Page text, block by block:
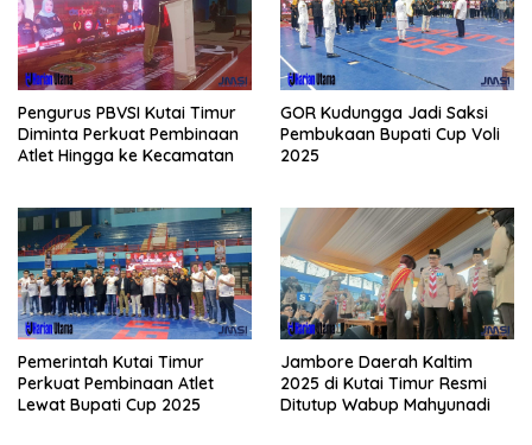
Pengurus PBVSI Kutai Timur
Diminta Perkuat Pembinaan
Atlet Hingga ke Kecamatan
GOR Kudungga Jadi Saksi
Pembukaan Bupati Cup Voli
2025
Pemerintah Kutai Timur
Perkuat Pembinaan Atlet
Lewat Bupati Cup 2025
Jambore Daerah Kaltim
2025 di Kutai Timur Resmi
Ditutup Wabup Mahyunadi